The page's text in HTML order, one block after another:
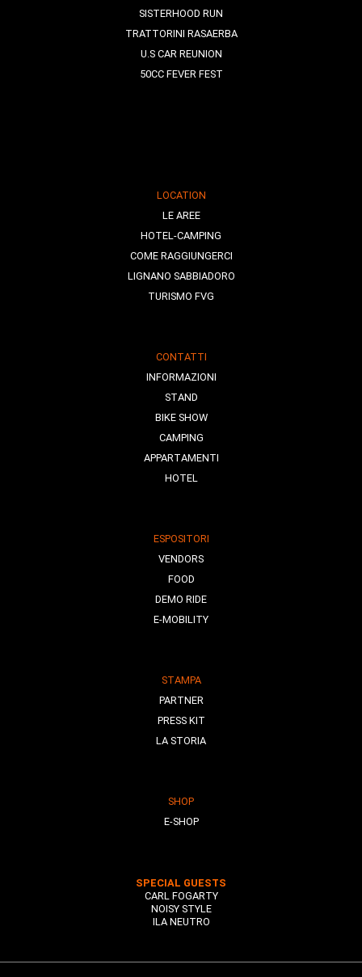
SISTERHOOD RUN
TRATTORINI RASAERBA
U.S CAR REUNION
50CC FEVER FEST
LOCATION
LE AREE
HOTEL-CAMPING
COME RAGGIUNGERCI
LIGNANO SABBIADORO
TURISMO FVG
CONTATTI
INFORMAZIONI
STAND
BIKE SHOW
CAMPING
APPARTAMENTI
HOTEL
ESPOSITORI
VENDORS
FOOD
DEMO RIDE
E-MOBILITY
STAMPA
PARTNER
PRESS KIT
LA STORIA
SHOP
E-SHOP
SPECIAL GUESTS
CARL FOGARTY
NOISY STYLE
ILA NEUTRO